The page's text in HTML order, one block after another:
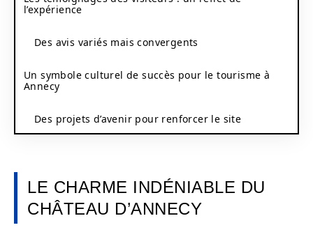
l’expérience
Des avis variés mais convergents
Un symbole culturel de succès pour le tourisme à
Annecy
Des projets d’avenir pour renforcer le site
LE CHARME INDÉNIABLE DU
CHÂTEAU D’ANNECY